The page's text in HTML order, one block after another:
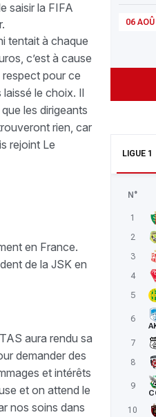
06
LIGUE 1
N°
1
2
3
4
5
6
7
8
9
10
saisir la FIFA
tentait à chaque
c’est à cause
respect pour ce
le choix. Il
les dirigeants
rien, car
rejoint Le
en France.
de la JSK en
aura rendu sa
demander des
et intérêts
et on attend le
nos soins dans